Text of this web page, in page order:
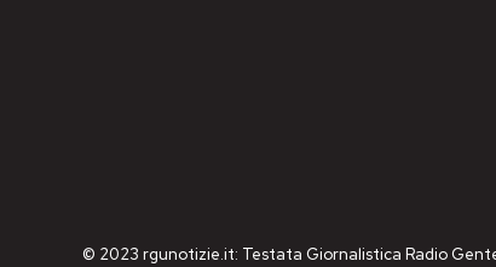
© 2023 rgunotizie.it: Testata Giornalistica Radio